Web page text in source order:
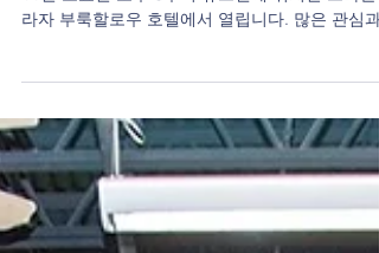
2017년도 휴스턴한인학교 후원의밤 행사가 11월
성원바라며, 참석 또한 많이 들 하시길 바랍니다.